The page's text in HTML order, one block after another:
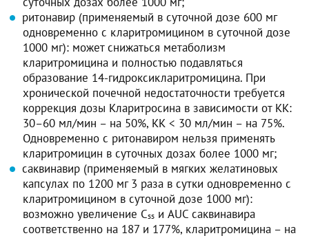
ритонавир (применяемый в суточной дозе 600 мг
одновременно с кларитромицином в суточной дозе
1000 мг): может снижаться метаболизм
кларитромицина и полностью подавляться
образование 14-гидроксикларитромицина. При
хронической почечной недостаточности требуется
коррекция дозы Кларитросина в зависимости от КК:
30–60 мл/мин – на 50%, КК < 30 мл/мин – на 75%.
Одновременно с ритонавиром нельзя применять
кларитромицин в суточных дозах более 1000 мг;
саквинавир (применяемый в мягких желатиновых
капсулах по 1200 мг 3 раза в сутки одновременно с
кларитромицином в суточной дозе 1000 мг):
возможно увеличение Css и AUC саквинавира
соответственно на 187 и 177%, кларитромицина – на